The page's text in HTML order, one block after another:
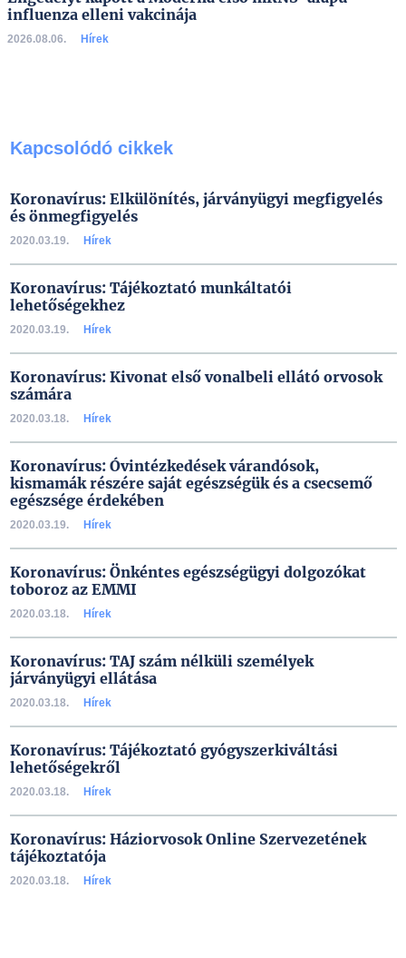
influenza elleni vakcinája
2026.08.06. Hírek
Kapcsolódó cikkek
Koronavírus: Elkülönítés, járványügyi megfigyelés
és önmegfigyelés
2020.03.19. Hírek
Koronavírus: Tájékoztató munkáltatói
lehetőségekhez
2020.03.19. Hírek
Koronavírus: Kivonat első vonalbeli ellátó orvosok
számára
2020.03.18. Hírek
Koronavírus: Óvintézkedések várandósok,
kismamák részére saját egészségük és a csecsemő
egészsége érdekében
2020.03.19. Hírek
Koronavírus: Önkéntes egészségügyi dolgozókat
toboroz az EMMI
2020.03.18. Hírek
Koronavírus: TAJ szám nélküli személyek
járványügyi ellátása
2020.03.18. Hírek
Koronavírus: Tájékoztató gyógyszerkiváltási
lehetőségekről
2020.03.18. Hírek
Koronavírus: Háziorvosok Online Szervezetének
tájékoztatója
2020.03.18. Hírek